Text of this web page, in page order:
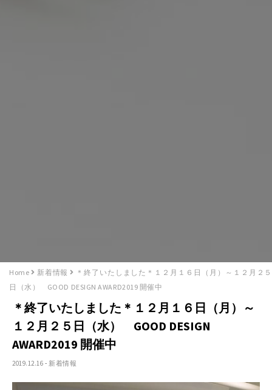
Home 新着情報
＊終了いたしました＊１２月１６日（月）～１２月２５
日（水） GOOD DESIGN AWARD2019 開催中
＊終了いたしました＊１２月１６日（月）～
１２月２５日（水） GOOD DESIGN
AWARD2019 開催中
2019.12.16 -新着情報